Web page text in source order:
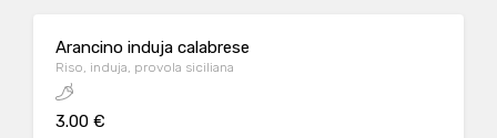
Arancino induja calabrese
Riso, induja, provola siciliana
3.00 €